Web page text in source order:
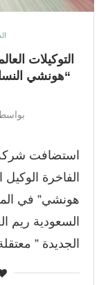
التوكيلات
“هونشي
استضافت شركة
الفاخرة
هونشي” في
السعودية ريم
الجديدة ”